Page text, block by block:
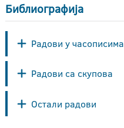
Библиографија
Радови у часописима
Радови са скупова
Остали радови